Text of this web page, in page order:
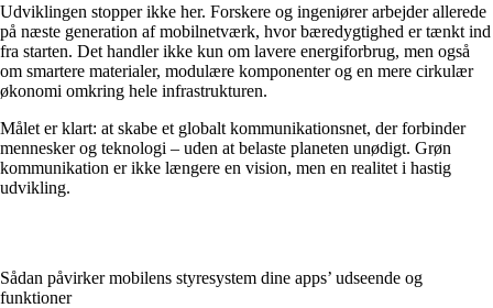
Udviklingen stopper ikke her. Forskere og ingeniører arbejder allerede
på næste generation af mobilnetværk, hvor bæredygtighed er tænkt ind
fra starten. Det handler ikke kun om lavere energiforbrug, men også
om smartere materialer, modulære komponenter og en mere cirkulær
økonomi omkring hele infrastrukturen.
Målet er klart: at skabe et globalt kommunikationsnet, der forbinder
mennesker og teknologi – uden at belaste planeten unødigt. Grøn
kommunikation er ikke længere en vision, men en realitet i hastig
udvikling.
Sådan påvirker mobilens styresystem dine apps’ udseende og
funktioner